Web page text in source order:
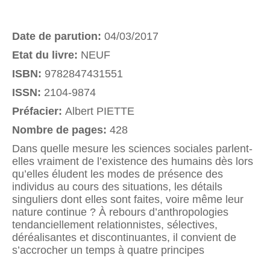
Date de parution: 04/03/2017
Etat du livre: NEUF
ISBN: 9782847431551
ISSN: 2104-9874
Préfacier: Albert PIETTE
Nombre de pages: 428
Dans quelle mesure les sciences sociales parlent-
elles vraiment de l’existence des humains dès lors
qu’elles éludent les modes de présence des
individus au cours des situations, les détails
singuliers dont elles sont faites, voire même leur
nature continue ? À rebours d’anthropologies
tendanciellement relationnistes, sélectives,
déréalisantes et discontinuantes, il convient de
s’accrocher un temps à quatre principes